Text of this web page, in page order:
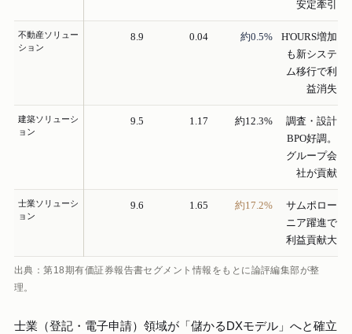
安定牽引
不動産ソリュー
ション
8.9 0.04 約0.5%
H'OURS増加
も新システ
ム移行で利
益消失
建築ソリューシ
ョン
9.5 1.17 約12.3%
調査・設計
BPO好調。
グループ会
社が貢献
士業ソリューシ
ョン
9.6 1.65 約17.2%
サムポロー
ニア躍進で
利益貢献大
出典：第18期有価証券報告書セグメント情報をもとに論評編集部が整
理。
士業（登記・電子申請）領域が「儲かるDXモデル」へと確立